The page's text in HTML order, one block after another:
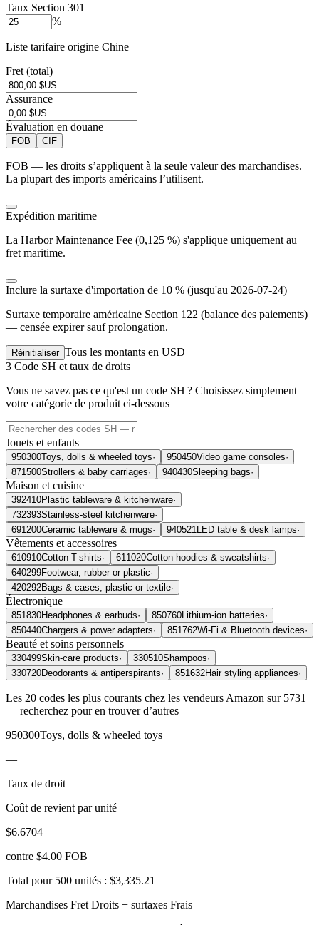
Taux Section 301
%
Liste tarifaire origine Chine
Fret (total)
Assurance
Évaluation en douane
FOB CIF
FOB — les droits s’appliquent à la seule valeur des marchandises.
La plupart des imports américains l’utilisent.
Expédition maritime
La Harbor Maintenance Fee (0,125 %) s'applique uniquement au
fret maritime.
Inclure la surtaxe d'importation de 10 % (jusqu'au 2026-07-24)
Surtaxe temporaire américaine Section 122 (balance des paiements)
— censée expirer sauf prolongation.
Réinitialiser Tous les montants en USD
3 Code SH et taux de droits
Vous ne savez pas ce qu'est un code SH ? Choisissez simplement
votre catégorie de produit ci-dessous
Jouets et enfants
950300Toys, dolls & wheeled toys· 950450Video game consoles·
871500Strollers & baby carriages· 940430Sleeping bags·
Maison et cuisine
392410Plastic tableware & kitchenware·
732393Stainless-steel kitchenware·
691200Ceramic tableware & mugs· 940521 LED table & desk lamps·
Vêtements et accessoires
610910Cotton T-shirts· 611020Cotton hoodies & sweatshirts·
640299Footwear, rubber or plastic·
420292Bags & cases, plastic or textile·
Électronique
851830Headphones & earbuds· 850760 Lithium-ion batteries·
850440Chargers & power adapters· 851762Wi-Fi & Bluetooth devices·
Beauté et soins personnels
330499Skin-care products· 330510Shampoos·
330720Deodorants & antiperspirants· 851632Hair styling appliances·
Les 20 codes les plus courants chez les vendeurs Amazon sur 5731
— recherchez pour en trouver d’autres
950300Toys, dolls & wheeled toys
—
Taux de droit
Coût de revient par unité
$6.6704
contre $4.00 FOB
Total pour 500 unités : $3,335.21
Marchandises Fret Droits + surtaxes Frais